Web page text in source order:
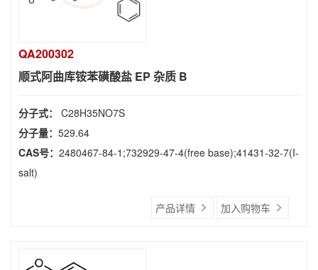
QA200302
顺式阿曲库铵苯磺酸盐 EP 杂质 B
分子式： C28H35NO7S
分子量： 529.64
CAS号： 2480467-84-1;732929-47-4(free base);41431-32-7(I-
salt)
产品详情 加入购物车